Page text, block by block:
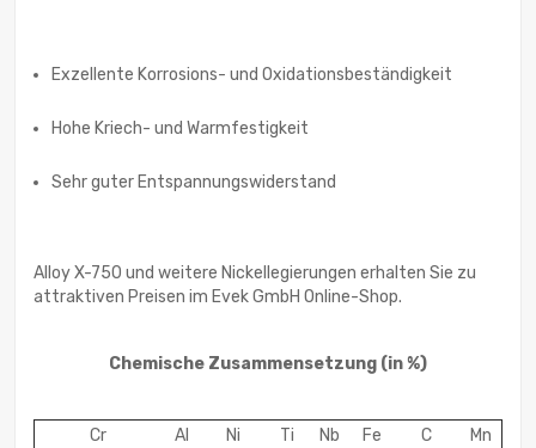
Exzellente Korrosions- und Oxidationsbeständigkeit
Hohe Kriech- und Warmfestigkeit
Sehr guter Entspannungswiderstand
Alloy X-750 und weitere Nickellegierungen erhalten Sie zu
attraktiven Preisen im Evek GmbH Online-Shop.
Chemische Zusammensetzung (in %)
Cr Al Ni Ti Nb Fe C
Mn